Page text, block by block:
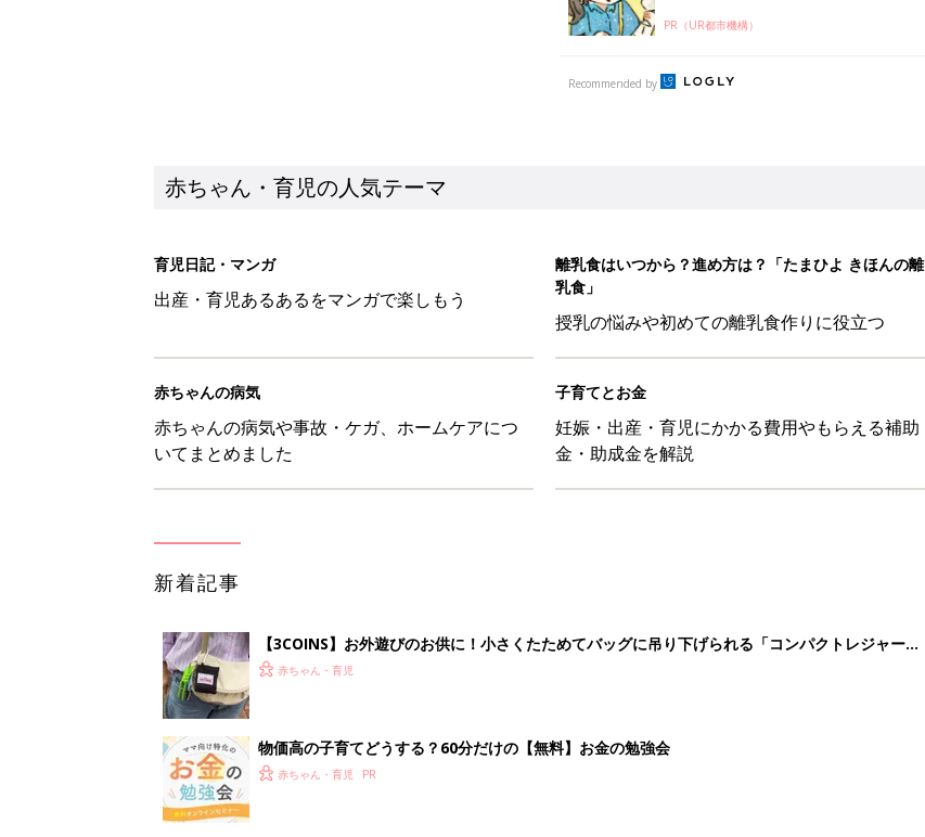
PR（UR都市機構）
Recommended by
赤ちゃん・育児の人気テーマ
育児日記・マンガ
出産・育児あるあるをマンガで楽しもう
離乳食はいつから？進め方は？「たまひよ きほんの離
乳食」
授乳の悩みや初めての離乳食作りに役立つ
赤ちゃんの病気
赤ちゃんの病気や事故・ケガ、ホームケアにつ
いてまとめました
子育てとお金
妊娠・出産・育児にかかる費用やもらえる補助
金・助成金を解説
新着記事
【3COINS】お外遊びのお供に！小さくたためてバッグに吊り下げられる「コンパクトレジャーシ
ート」
赤ちゃん・育児
物価高の子育てどうする？60分だけの【無料】お金の勉強会
赤ちゃん・育児